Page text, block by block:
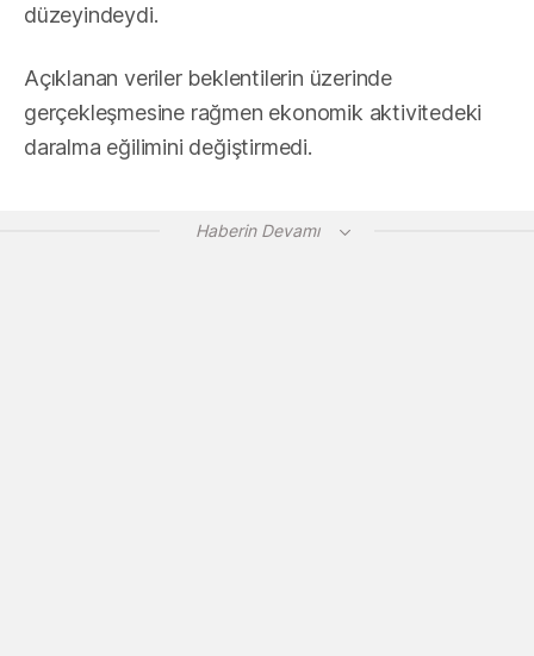
düzeyindeydi.
Açıklanan veriler beklentilerin üzerinde
gerçekleşmesine rağmen ekonomik aktivitedeki
daralma eğilimini değiştirmedi.
Haberin Devamı